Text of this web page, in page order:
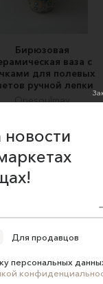
Бирюзовая
ваза с
для полевых
ручной лепки
Onesoulmay
Для продавцов
персональных